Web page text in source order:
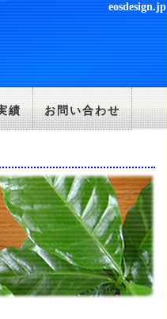
eosdesign.jp
績 お問い合わせ